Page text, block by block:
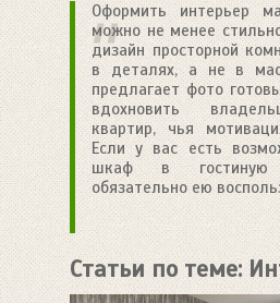
Оформить интерьер
можно не менее
дизайн просторной
в деталях, а не в
предлагает фото
вдохновить
квартир, чья
Если у вас есть
шкаф в гостиную
обязательно ею
Статьи по теме: